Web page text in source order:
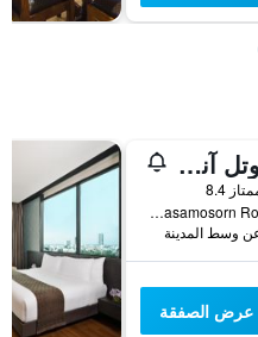
جرين هوتل آند ريزورت كون كاين
8.4
179/160 Prachasamosorn Road, خون كاين, تايلاند
عرض الصفقة